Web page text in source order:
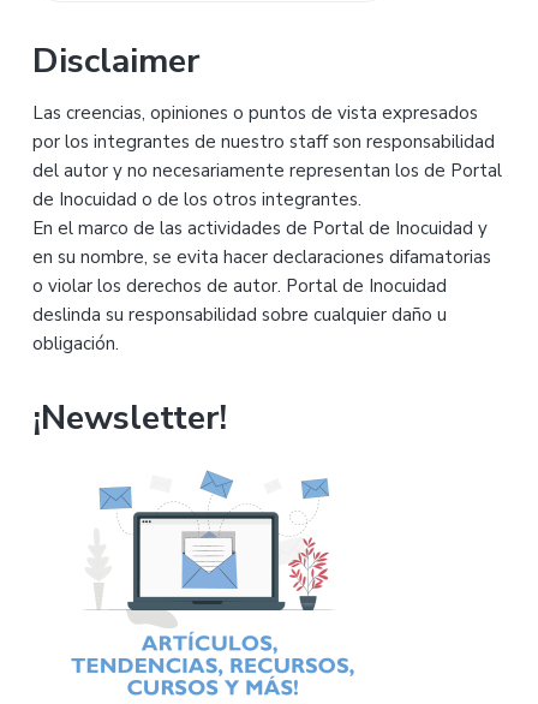
esta
web
Disclaimer
Las creencias, opiniones o puntos de vista expresados
por los integrantes de nuestro staff son responsabilidad
del autor y no necesariamente representan los de Portal
de Inocuidad o de los otros integrantes.
En el marco de las actividades de Portal de Inocuidad y
en su nombre, se evita hacer declaraciones difamatorias
o violar los derechos de autor. Portal de Inocuidad
deslinda su responsabilidad sobre cualquier daño u
obligación.
¡Newsletter!